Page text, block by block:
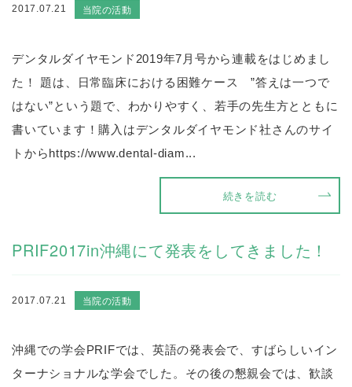
2017.07.21 当院の活動
デンタルダイヤモンド2019年7月号から連載をはじめまし
た！ 題は、日常臨床における困難ケース ”答えは一つで
はない”という題で、わかりやすく、若手の先生方とともに
書いています！購入はデンタルダイヤモンド社さんのサイ
トからhttps://www.dental-diam...
続きを読む
PRIF2017in沖縄にて発表をしてきました！
2017.07.21 当院の活動
沖縄での学会PRIFでは、英語の発表会で、すばらしいイン
ターナショナルな学会でした。その後の懇親会では、歓談